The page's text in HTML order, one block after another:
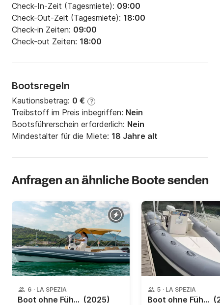
Check-In-Zeit (Tagesmiete): 09:00
Check-Out-Zeit (Tagesmiete): 18:00
Check-in Zeiten: 09:00
Check-out Zeiten: 18:00
Bootsregeln
Kautionsbetrag: 0 € ?
Treibstoff im Preis inbegriffen: Nein
Bootsführerschein erforderlich: Nein
Mindestalter für die Miete: 18 Jahre alt
Anfragen an ähnliche Boote senden
6 · LA SPEZIA
Boot ohne Führerschein Salpa Soleil 20 40PS (2025)
5 · LA SPEZIA
Boot ohne Führerschein Bsc 9 550 30PS